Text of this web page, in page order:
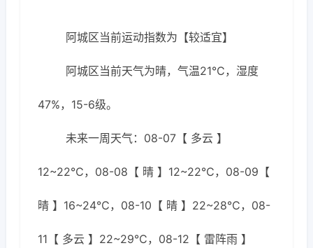
阿城区当前运动指数为【较适宜】
阿城区当前天气为晴，气温21℃，湿度
47%，15-6级。
未来一周天气：08-07【 多云 】
12~22℃，08-08【 晴 】12~22℃，08-09【
晴 】16~24℃，08-10【 晴 】22~28℃，08-
11【 多云 】22~29℃，08-12【 雷阵雨 】